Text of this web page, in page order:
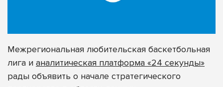
Межрегиональная любительская баскетбольная
лига и аналитическая платформа «24 секунды»
рады объявить о начале стратегического